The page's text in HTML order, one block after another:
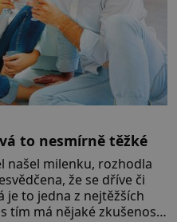
to nesmírně těžké
našel milenku, rozhodla
že se dříve či
je to jedna z nejtěžších
tím má nějaké zkušenosti,